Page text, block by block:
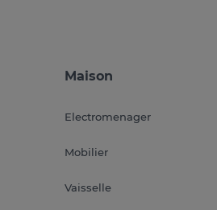
Maison
Electromenager
Mobilier
Vaisselle